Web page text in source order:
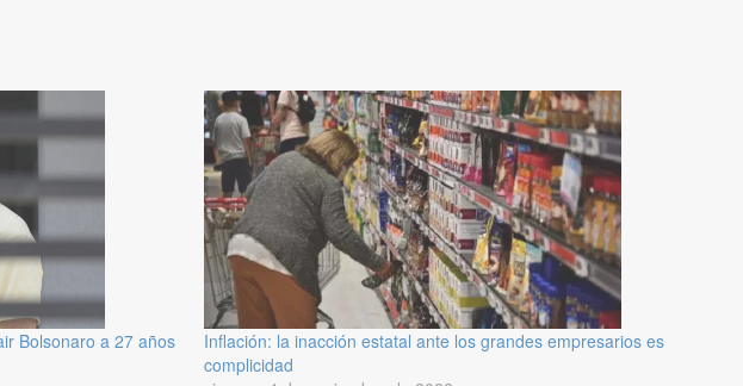
Bolsonaro a 27 años
Inflación: la inacción estatal ante los grandes empresarios es
complicidad